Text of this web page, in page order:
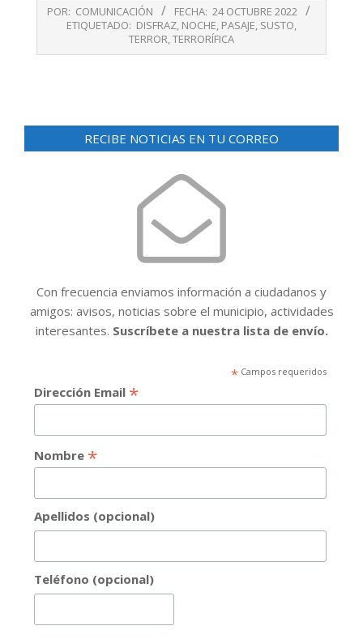
10-
POR: COMUNICACIÓN FECHA: 24 OCTUBRE 2022
ETIQUETADO: DISFRAZ, NOCHE, PASAJE, SUSTO,
TERROR,TERRORÍFICA
RECIBE NOTICIAS EN TU CORREO
Con frecuencia enviamos información a ciudadanos y
amigos: avisos, noticias sobre el municipio, actividades
interesantes. Suscríbete a nuestra lista de envío.
*Campos requeridos
Dirección Email *
Nombre *
Apellidos (opcional)
Teléfono (opcional)